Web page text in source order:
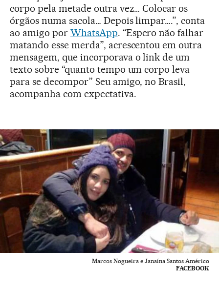
corpo pela metade outra vez… Colocar os
órgãos numa sacola… Depois limpar….”, conta
ao amigo por WhatsApp. “Espero não falhar
matando esse merda”, acrescentou em outra
mensagem, que incorporava o link de um
texto sobre “quanto tempo um corpo leva
para se decompor” Seu amigo, no Brasil,
acompanha com expectativa.
Marcos Nogueira e Janaína Santos Américo
FACEBOOK